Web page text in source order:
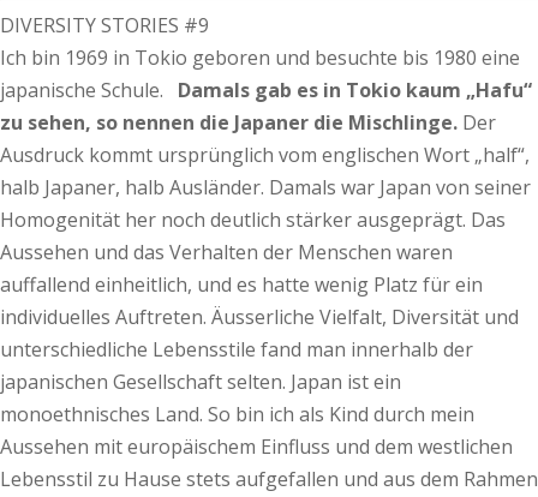
DIVERSITY STORIES #9
Ich bin 1969 in Tokio geboren und besuchte bis 1980 eine
japanische Schule. Damals gab es in Tokio kaum „Hafu“
zu sehen, so nennen die Japaner die Mischlinge. Der
Ausdruck kommt ursprünglich vom englischen Wort „half“,
halb Japaner, halb Ausländer. Damals war Japan von seiner
Homogenität her noch deutlich stärker ausgeprägt. Das
Aussehen und das Verhalten der Menschen waren
auffallend einheitlich, und es hatte wenig Platz für ein
individuelles Auftreten. Äusserliche Vielfalt, Diversität und
unterschiedliche Lebensstile fand man innerhalb der
japanischen Gesellschaft selten. Japan ist ein
monoethnisches Land. So bin ich als Kind durch mein
Aussehen mit europäischem Einfluss und dem westlichen
Lebensstil zu Hause stets aufgefallen und aus dem Rahmen